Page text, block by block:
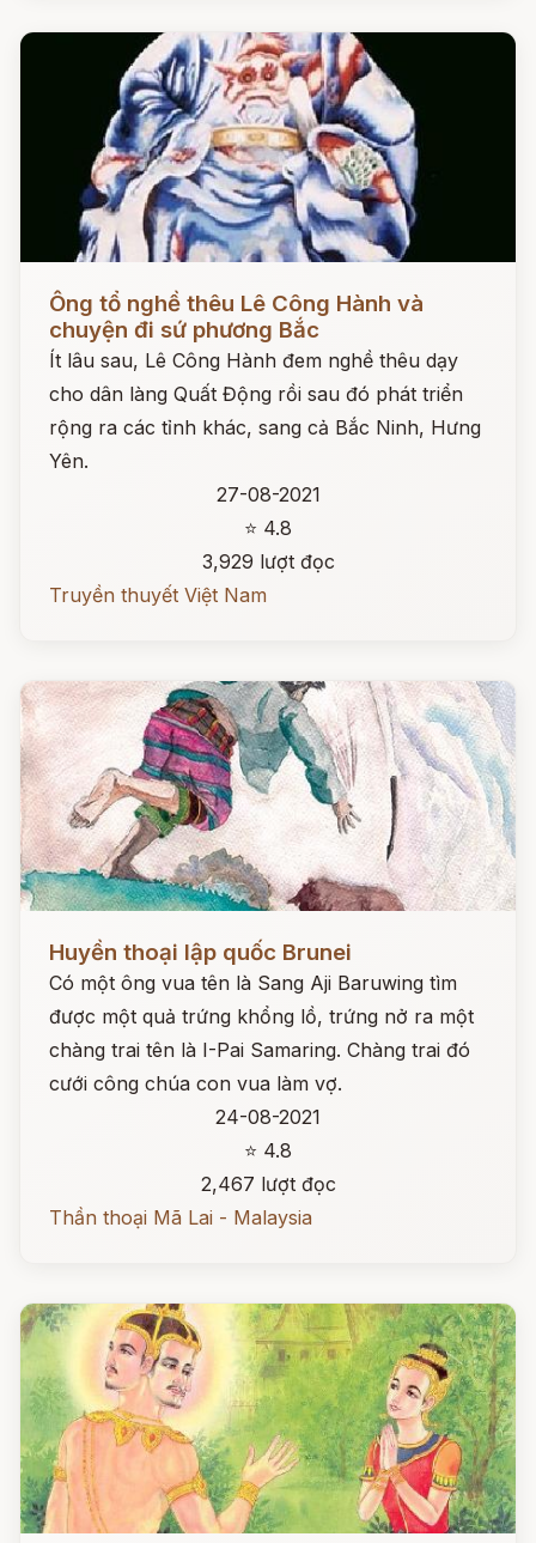
Đọc ngay
Ông tổ nghề thêu Lê Công Hành và
chuyện đi sứ phương Bắc
Ít lâu sau, Lê Công Hành đem nghề thêu dạy
cho dân làng Quất Động rồi sau đó phát triển
rộng ra các tỉnh khác, sang cả Bắc Ninh, Hưng
Yên.
27-08-2021
⭐ 4.8
3,929 lượt đọc
Truyền thuyết Việt Nam
Đọc ngay
Huyền thoại lập quốc Brunei
Có một ông vua tên là Sang Aji Baruwing tìm
được một quả trứng khổng lồ, trứng nở ra một
chàng trai tên là I-Pai Samaring. Chàng trai đó
cưới công chúa con vua làm vợ.
24-08-2021
⭐ 4.8
2,467 lượt đọc
Thần thoại Mã Lai - Malaysia